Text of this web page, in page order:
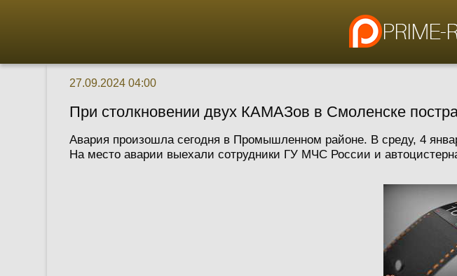
27.09.2024 04:00
При столкновении двух КАМАЗов в Смоленске
Авария произошла сегодня в Промышленном районе. В среду, 4
На место аварии выехали сотрудники ГУ МЧС России и